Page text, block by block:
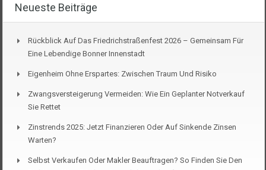
Neueste Beiträge
Rückblick Auf Das Friedrichstraßenfest 2026 – Gemeinsam Für
Eine Lebendige Bonner Innenstadt
Eigenheim Ohne Erspartes: Zwischen Traum Und Risiko
Zwangsversteigerung Vermeiden: Wie Ein Geplanter Notverkauf
Sie Rettet
Zinstrends 2025: Jetzt Finanzieren Oder Auf Sinkende Zinsen
Warten?
Selbst Verkaufen Oder Makler Beauftragen? So Finden Sie Den